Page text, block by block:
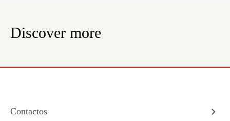
Discover more
Contactos